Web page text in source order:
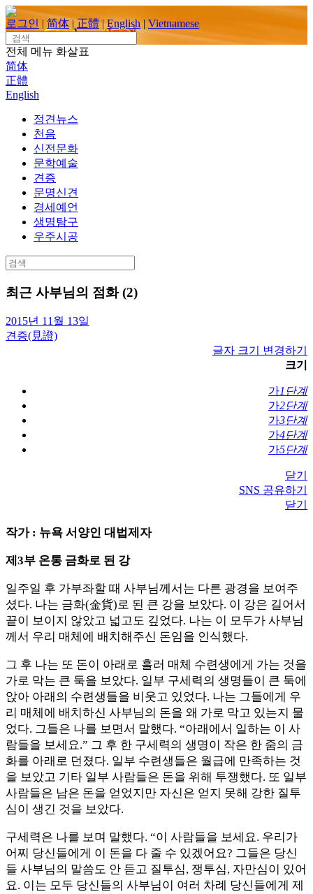
Skip
to
content
로그인 | 简体 | 正體 | English | Vietnamese
Search
for:
전체 메뉴 화살표
简体
正體
English
정견뉴스
천음
신전문화
문학예술
견증
문명신견
경세예언
생명탐구
우주시공
Search
for:
최근 사부님의 점화 (2)
2015년 11월 13일
견증(見證)
글자 크기 변경하기
크기
가1단계
가2단계
가3단계
가4단계
가5단계
닫기
SNS 공유하기
닫기
작가 : 뉴욕 서양인 대법제자
제3부 온통 금화로 된 강
일주일 후 가부좌할 때 사부님께서는 다른 광경을 보여주
셨다. 나는 금화(金貨)로 된 큰 강을 보았다. 이 강은 길어서
끝이 보이지 않았고 넓고도 깊었다. 나는 이 모두가 사부님
께서 우리 매체에 배치해주신 돈임을 인식했다.
그 후 나는 또 돈이 아래로 흘러 매체 수련생에게 가는 것을
가로 막는 큰 둑을 보았다. 일부 구세력의 생명들이 큰 둑에
앉아 아래의 수련생들을 비웃고 있었다. 나는 그들에게 우
리 매체에 배치하신 사부님의 돈을 왜 가로 막고 있는지 물
었다. 그들은 나를 보면서 말했다. “아래에서 일하는 이 사
람들을 보세요.” 그 후 한 구세력의 생명이 작은 한 줌의 금
화를 아래로 던졌다. 일부 수련생들은 월급에 만족하는 것
을 보았고 기타 일부 사람들은 돈을 위해 투쟁했다. 또 일부
사람들은 남은 돈을 얻었지만 자신은 얻지 못해 강한 질투
심이 생긴 것을 보았다.
구세력은 나를 보며 말했다. “이 사람들을 보세요. 우리가
어찌 당신들에게 이 돈을 다 줄 수 있겠어요? 그들은 당신
들 사부님의 말씀도 안 듣고 질투심, 쟁투심, 자만심이 있어
요. 이는 모두 당신들의 사부님이 여러 차례 당신들에게 제